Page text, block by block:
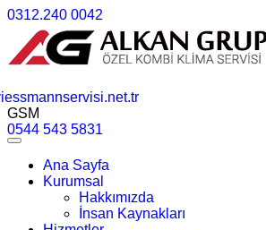
0312.240 0042
GSM
0544 543 5831
Ana Sayfa
Kurumsal
Hakkımızda
İnsan Kaynakları